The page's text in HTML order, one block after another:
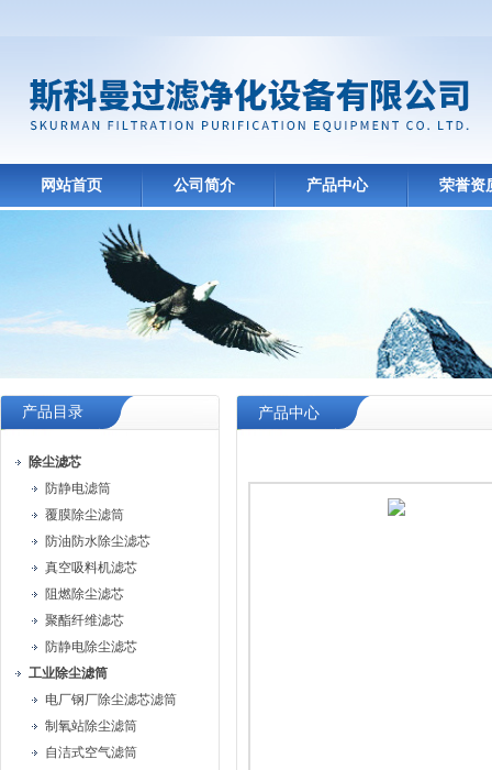
网站首页 公司简介 产品中心 荣誉资
产品目录
除尘滤芯
防静电滤筒
覆膜除尘滤筒
防油防水除尘滤芯
真空吸料机滤芯
阻燃除尘滤芯
聚酯纤维滤芯
防静电除尘滤芯
工业除尘滤筒
电厂钢厂除尘滤芯滤筒
制氧站除尘滤筒
自洁式空气滤筒
产品中心